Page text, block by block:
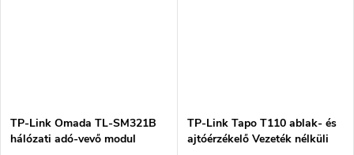
TP-Link Omada TL-SM321B
hálózati adó-vevő modul
TP-Link Tapo T110 ablak- és
ajtóérzékelő Vezeték nélküli